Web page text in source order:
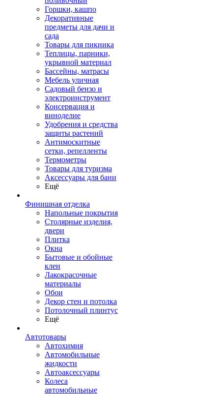
Горшки, кашпо
Декоративные
предметы для дачи и
сада
Товары для пикника
Теплицы, парники,
укрывной материал
Бассейны, матрасы
Мебель уличная
Садовый бензо и
электроинструмент
Консервация и
виноделие
Удобрения и средства
защиты растений
Антимоскитные
сетки, репелленты
Термометры
Товары для туризма
Аксессуары для бани
Ещё
Финишная отделка
Напольные покрытия
Столярные изделия,
двери
Плитка
Окна
Бытовые и обойные
клеи
Лакокрасочные
материалы
Обои
Декор стен и потолка
Потолочный плинтус
Ещё
Автотовары
Автохимия
Автомобильные
жидкости
Автоаксессуары
Колеса
автомобильные